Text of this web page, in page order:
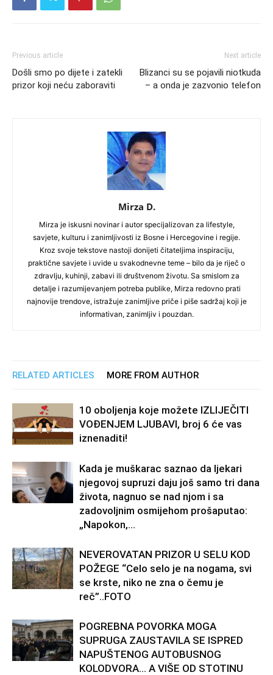
Previous article
Došli smo po dijete i zatekli
prizor koji neću zaboraviti
Next article
Blizanci su se pojavili niotkuda
– a onda je zazvonio telefon
Mirza D.
Mirza je iskusni novinar i autor specijalizovan za lifestyle,
savjete, kulturu i zanimljivosti iz Bosne i Hercegovine i regije.
Kroz svoje tekstove nastoji donijeti čitateljima inspiraciju,
praktične savjete i uvide u svakodnevne teme – bilo da je riječ o
zdravlju, kuhinji, zabavi ili društvenom životu. Sa smislom za
detalje i razumijevanjem potreba publike, Mirza redovno prati
najnovije trendove, istražuje zanimljive priče i piše sadržaj koji je
informativan, zanimljiv i pouzdan.
RELATED ARTICLES MORE FROM AUTHOR
10 oboljenja koje možete IZLIJEČITI
VOĐENJEM LJUBAVI, broj 6 će vas
iznenaditi!
Kada je muškarac saznao da ljekari
njegovoj supruzi daju još samo tri dana
života, nagnuo se nad njom i sa
zadovoljnim osmijehom prošaputao:
„Napokon,...
NEVEROVATAN PRIZOR U SELU KOD
POŽEGE “Celo selo je na nogama, svi
se krste, niko ne zna o čemu je
reč”..FOTO
POGREBNA POVORKA MOGA
SUPRUGA ZAUSTAVILA SE ISPRED
NAPUŠTENOG AUTOBUSNOG
KOLODVORA… A VIŠE OD STOTINU